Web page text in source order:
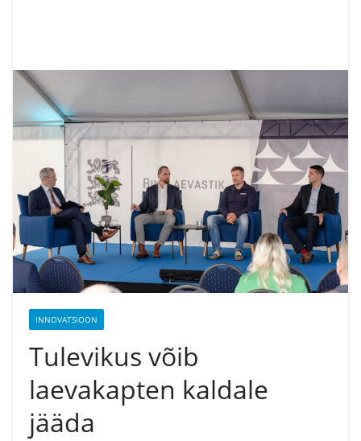
INNOVATSIOON
Tulevikus võib
laevakapten kaldale
jääda